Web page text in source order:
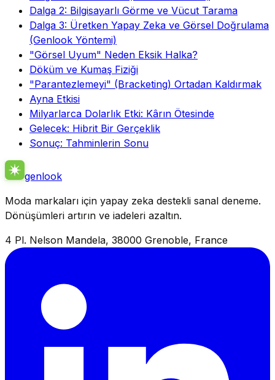
Dalga 2: Bilgisayarlı Görme ve Vücut Tarama
Dalga 3: Üretken Yapay Zeka ve Görsel Doğrulama
(Genlook Yöntemi)
"Görsel Uyum" Neden Eksik Halka?
Döküm ve Kumaş Fiziği
"Parantezlemeyi" (Bracketing) Ortadan Kaldırmak
Ayna Etkisi
Milyarlarca Dolarlık Etki: Kârın Ötesinde
Gelecek: Hibrit Bir Gerçeklik
Sonuç: Tahminlerin Sonu
genlook
Moda markaları için yapay zeka destekli sanal deneme.
Dönüşümleri artırın ve iadeleri azaltın.
4 Pl. Nelson Mandela, 38000 Grenoble, France